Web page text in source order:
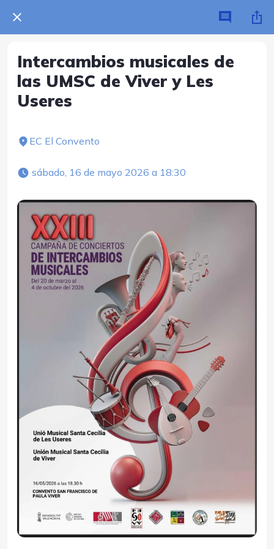
Intercambios musicales de
las UMSC de Viver y Les
Useres
EC El Convento
sábado, 16 de mayo 2026 a 18:30